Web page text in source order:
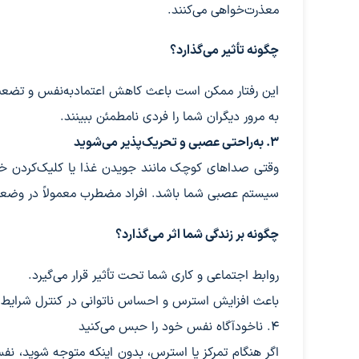
معذرت‌خواهی می‌کنند.
چگونه تأثیر می‌گذارد؟
این رفتار ممکن است باعث کاهش اعتمادبه‌نفس و
به مرور دیگران شما را فردی نامطمئن ببینند.
۳. به‌راحتی عصبی و تحریک‌پذیر می‌شوید
وقتی صداهای کوچک مانند جویدن غذا یا کلیک‌کردن
سیستم عصبی شما باشد. افراد مضطرب معمولاً در
چگونه بر زندگی شما اثر می‌گذارد؟
روابط اجتماعی و کاری شما تحت تأثیر قرار می‌گیرد.
باعث افزایش استرس و احساس ناتوانی در کنترل
۴. ناخودآگاه نفس خود را حبس می‌کنید
اگر هنگام تمرکز یا استرس، بدون اینکه متوجه